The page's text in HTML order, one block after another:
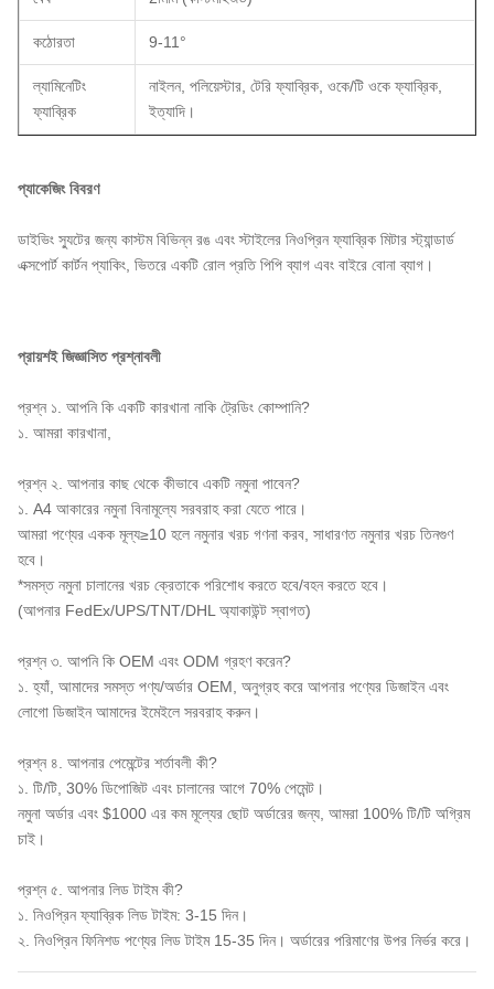
কঠোরতা 9-11°
ল্যামিনেটিং
ফ্যাব্রিক
নাইলন, পলিয়েস্টার, টেরি ফ্যাব্রিক, ওকে/টি ওকে ফ্যাব্রিক,
ইত্যাদি।
প্যাকেজিং বিবরণ
ডাইভিং স্যুটের জন্য কাস্টম বিভিন্ন রঙ এবং স্টাইলের নিওপ্রিন ফ্যাব্রিক মিটার স্ট্যান্ডার্ড
এক্সপোর্ট কার্টন প্যাকিং, ভিতরে একটি রোল প্রতি পিপি ব্যাগ এবং বাইরে বোনা ব্যাগ।
প্রায়শই জিজ্ঞাসিত প্রশ্নাবলী
প্রশ্ন ১. আপনি কি একটি কারখানা নাকি ট্রেডিং কোম্পানি?
১. আমরা কারখানা,
প্রশ্ন ২. আপনার কাছ থেকে কীভাবে একটি নমুনা পাবেন?
১. A4 আকারের নমুনা বিনামূল্যে সরবরাহ করা যেতে পারে।
আমরা পণ্যের একক মূল্য≥10 হলে নমুনার খরচ গণনা করব, সাধারণত নমুনার খরচ তিনগুণ
হবে।
*সমস্ত নমুনা চালানের খরচ ক্রেতাকে পরিশোধ করতে হবে/বহন করতে হবে।
(আপনার FedEx/UPS/TNT/DHL অ্যাকাউন্ট স্বাগত)
প্রশ্ন ৩. আপনি কি OEM এবং ODM গ্রহণ করেন?
১. হ্যাঁ, আমাদের সমস্ত পণ্য/অর্ডার OEM, অনুগ্রহ করে আপনার পণ্যের ডিজাইন এবং
লোগো ডিজাইন আমাদের ইমেইলে সরবরাহ করুন।
প্রশ্ন ৪. আপনার পেমেন্টের শর্তাবলী কী?
১. টি/টি, 30% ডিপোজিট এবং চালানের আগে 70% পেমেন্ট।
নমুনা অর্ডার এবং $1000 এর কম মূল্যের ছোট অর্ডারের জন্য, আমরা 100% টি/টি অগ্রিম
চাই।
প্রশ্ন ৫. আপনার লিড টাইম কী?
১. নিওপ্রিন ফ্যাব্রিক লিড টাইম: 3-15 দিন।
২. নিওপ্রিন ফিনিশড পণ্যের লিড টাইম 15-35 দিন। অর্ডারের পরিমাণের উপর নির্ভর করে।